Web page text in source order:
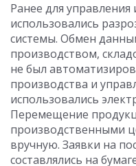
Ранее для
использовались
системы. Обмен
производством,
не был
производства и
использовались
Перемещение
производственными
вручную. Заявки на
составлялись на